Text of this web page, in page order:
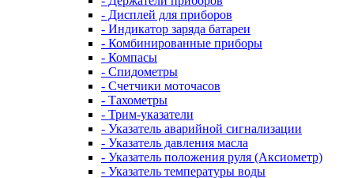
- Дисплей для приборов
- Индикатор заряда батареи
- Комбинированные приборы
- Компасы
- Спидометры
- Счетчики моточасов
- Тахометры
- Трим-указатели
- Указатель аварийной сигнализации
- Указатель давления масла
- Указатель положения руля (Аксиометр)
- Указатель температуры воды